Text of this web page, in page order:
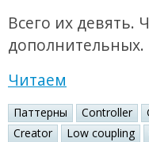
Всего их девять.
дополнительных.
Читаем
Паттерны Controller
Creator
Low coupling